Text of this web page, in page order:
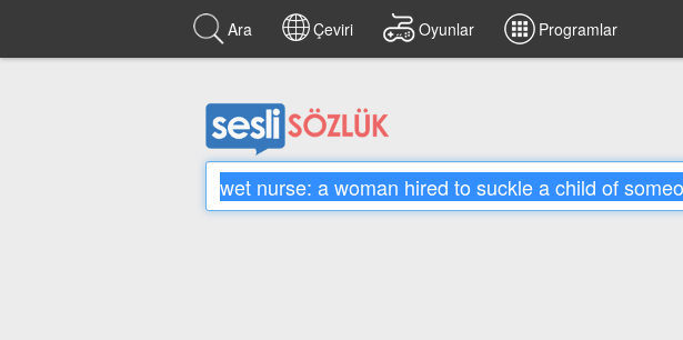
Ara Çeviri Oyunlar Programlar